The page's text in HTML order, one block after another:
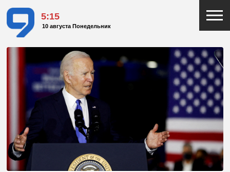
5:15
10 августа Понедельник